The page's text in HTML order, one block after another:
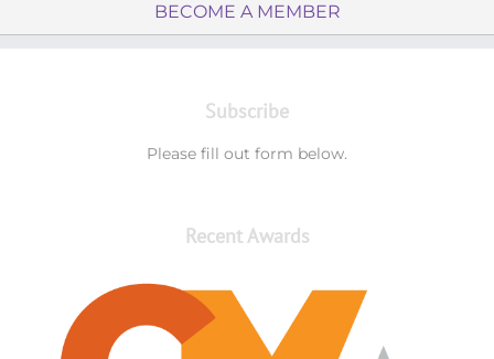
BECOME A MEMBER
Subscribe
Please fill out form below.
Recent Awards